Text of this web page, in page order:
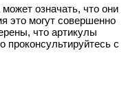
означать, что они
это могут совершенно
что артикулы
проконсультируйтесь с